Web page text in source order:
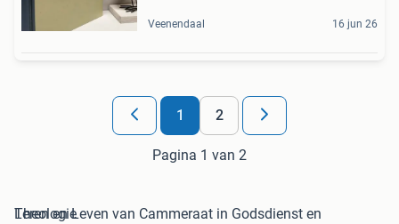
Veenendaal 16 jun 26
1 2
Pagina 1 van 2
Leren en Leven van Cammeraat in Godsdienst en Theologie